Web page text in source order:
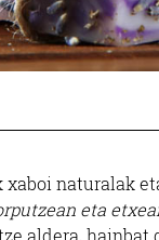
naturalak
eta
aldera,